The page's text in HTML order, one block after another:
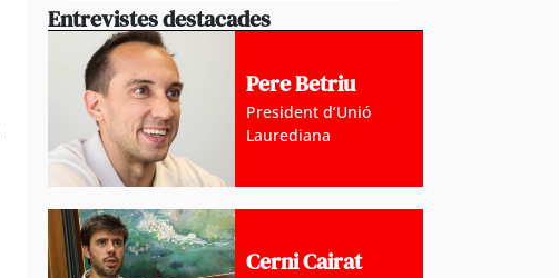
Entrevistes destacades
Pere Betriu
President d’Unió
Laurediana
Cerni Cairat